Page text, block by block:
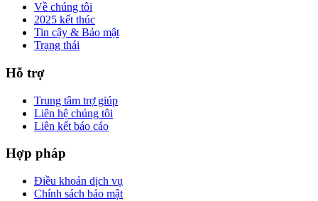
Về chúng tôi
2025 kết thúc
Tin cậy & Bảo mật
Trạng thái
Hỗ trợ
Trung tâm trợ giúp
Liên hệ chúng tôi
Liên kết báo cáo
Hợp pháp
Điều khoản dịch vụ
Chính sách bảo mật